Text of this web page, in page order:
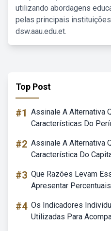
utilizando abordagens
pelas principais
dsw.aau.edu.et.
Top Post
#1 Assinale A Alternativa
Características Do
#2 Assinale A Alternativa
Característica Do
#3 Que Razões Levam
Apresentar
#4 Os Indicadores
Utilizadas Para